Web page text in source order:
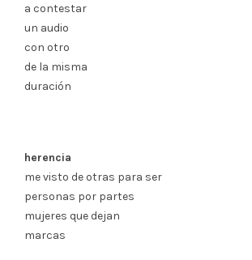
a contestar
un audio
con otro
de la misma
duración
herencia
me visto de otras para ser
personas por partes
mujeres que dejan
marcas